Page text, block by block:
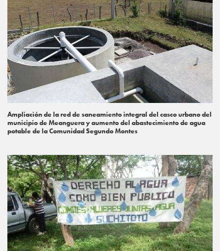
Ampliación de la red de saneamiento integral del casco urbano del
municipio de Meanguera y aumento del abastecimiento de agua
potable de la Comunidad Segundo Montes